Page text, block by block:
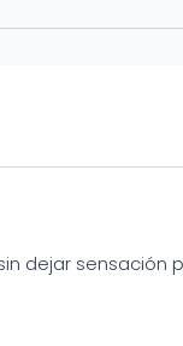
dejar sensación